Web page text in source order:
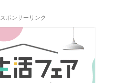
スポンサーリンク